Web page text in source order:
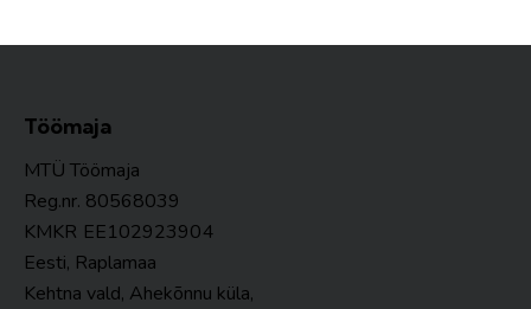
Töömaja
MTÜ Töömaja
Reg.nr. 80568039
KMKR EE102923904
Eesti, Raplamaa
Kehtna vald, Ahekõnnu küla,